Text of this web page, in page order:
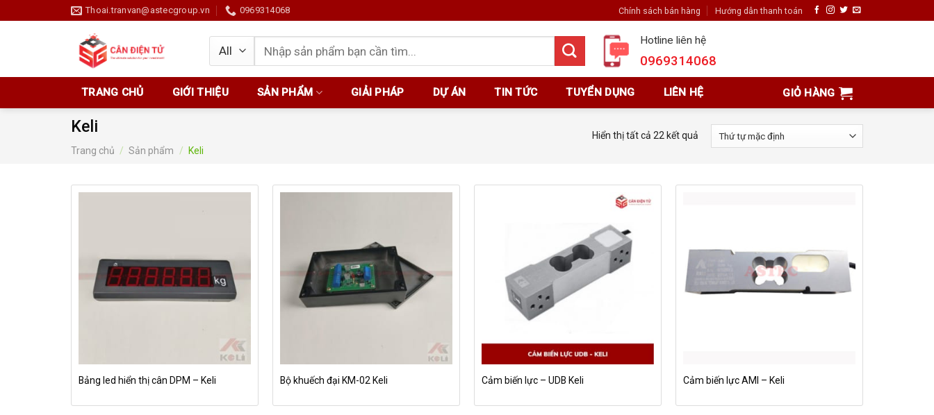
to
Thoai.tranvan@astecgroup.vn 0969314068 Chính sách bán hàng Hướng dẫn thanh toán
Tìm
kiếm:
Hotline liên hệ
0969314068
TRANG CHỦ GIỚI THIỆU SẢN PHẨM GIẢI PHÁP DỰ ÁN TIN TỨC TUYỂN DỤNG LIÊN HỆ GIỎ HÀNG
Keli
Trang chủ / Sản phẩm / Keli
Hiển thị tất cả 22 kết quả
Bảng led hiển thị cân DPM – Keli Bộ khuếch đại KM-02 Keli Cảm biến lực – UDB Keli Cảm biến lực AMI – Keli